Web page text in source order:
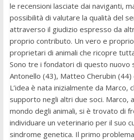
le recensioni lasciate dai naviganti,
possibilità di valutare la qualità del
attraverso il giudizio espresso da
proprio contributo. Un vero e
proprietari di animali che ricopre tutta
Sono tre i fondatori di questo nuovo
Antonello (43), Matteo Cherubin (44)
L’idea è nata inizialmente da Marco,
supporto negli altri due soci. Marco,
mondo degli animali, si è trovato di
individuare un veterinario per il suo
sindrome genetica. Il primo